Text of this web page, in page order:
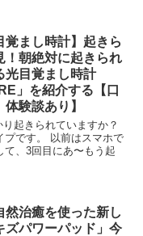
覚まし時計】起きら
！朝絶対に起きられ
光目覚まし時計
」を紹介する【口
験談あり】
起きられていますか？
プです。 以前はスマホで
て、3回目にあ〜もう起
然治癒を使った新し
ズパワーパッド」今